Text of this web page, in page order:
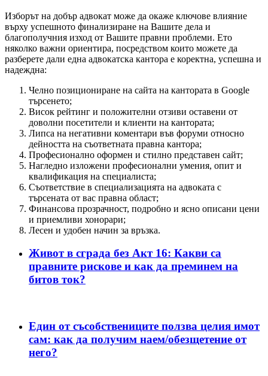
Изборът на добър адвокат може да окаже ключове влияние
върху успешното финализиране на Вашите дела и
благополучния изход от Вашите правни проблеми. Ето
няколко важни ориентира, посредством които можете да
разберете дали една адвокатска кантора е коректна, успешна и
надеждна:
Челно позициониране на сайта на кантората в Google
търсенето;
Висок рейтинг и положителни отзиви оставени от
доволни посетители и клиенти на кантората;
Липса на негативни коментари във форуми относно
дейността на съответната правна кантора;
Професионално оформен и стилно представен сайт;
Нагледно изложени професионални умения, опит и
квалификация на специалиста;
Съответствие в специализацията на адвоката с
търсената от вас правна област;
Финансова прозрачност, подробно и ясно описани цени
и приемливи хонорари;
Лесен и удобен начин за връзка.
Живот в сграда без Акт 16: Какви са
правните рискове и как да преминем на
битов ток?
Един от съсобствениците ползва целия имот
сам: как да получим наем/обезщетение от
него?